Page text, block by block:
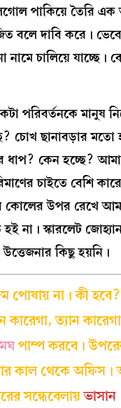
পাকিয়ে তৈরি এক
বলে দাবি করে।
চালিয়ে
পরিবর্তনকে মানুষ
ছানাবড়ার মতো
ধাপ? কেন হচ্ছে?
চাইতে বেশি
কোলের উপর রেখে
না। স্কারলেট
কিছু হয়নি।
পোষায় না। কী
কারেগা, ত্যান
পাম্প করবে।
কাল থেকে অফিস।
সন্ধেবেলায়ভাসান